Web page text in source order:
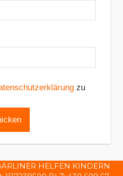
zu
HELFEN KINDERN